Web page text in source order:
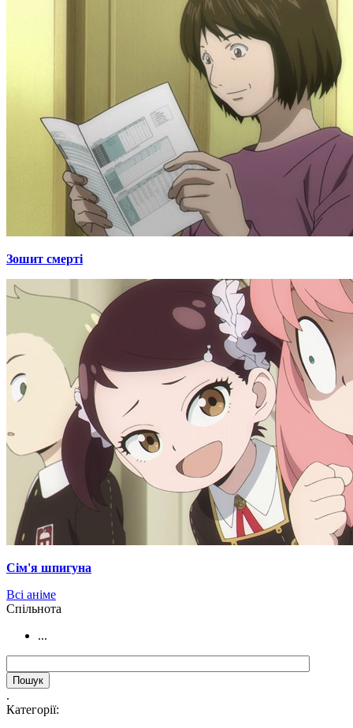
Зошит смерті
Сім'я шпигуна
Всі аніме
Cпільнота
...
.
Категорії: